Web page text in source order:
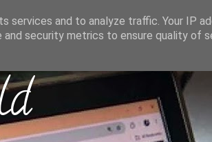
services and to analyze traffic. Your IP
security metrics to ensure quality of